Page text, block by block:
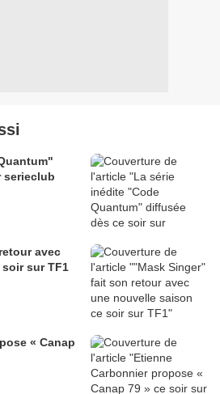
serieclub
avec
sur TF1
« Canap